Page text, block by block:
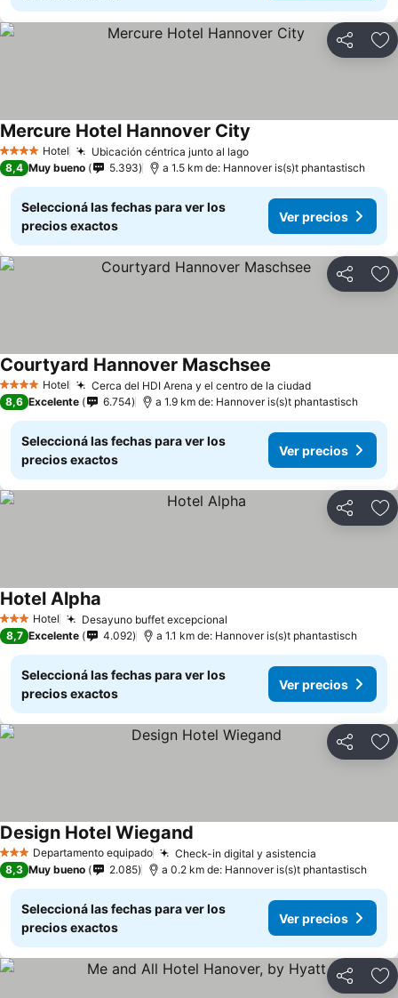
Compartir
4 EstrellasHotel Ubicación céntrica junto al lagoVer precios
Mercure Hotel Hannover City
8,4 Muy bueno 5.393 a 1.5 km de: Hannover is(s)t phantastisch
Seleccioná las fechas para ver los
precios exactos
Ver precios
Compartir
4 EstrellasHotel Cerca del HDI Arena y el centro de la ciudadVer precios
Courtyard Hannover Maschsee
8,6 Excelente 6.754 a 1.9 km de: Hannover is(s)t phantastisch
Seleccioná las fechas para ver los
precios exactos
Ver precios
Compartir
3 Estrellas
Hotel Desayuno buffet excepcional
Hotel Alpha
8,7 Excelente 4.092 a 1.1 km de: Hannover is(s)t phantastisch
Seleccioná las fechas para ver los
precios exactos
Ver precios
Compartir
3 EstrellasDepartamento equipado Check-in digital y asistencia
Design Hotel Wiegand
8,3 Muy bueno 2.085 a 0.2 km de: Hannover is(s)t phantastisch
Seleccioná las fechas para ver los
precios exactos
Ver precios
Compartir